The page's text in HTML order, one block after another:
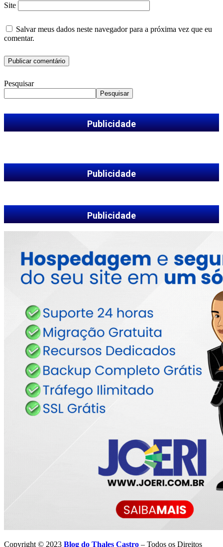
Site
Salvar meus dados neste navegador para a próxima vez que eu
comentar.
Pesquisar
Pesquisar
Publicidade
Publicidade
Publicidade
Copyright © 2023 Blog do Thales Castro – Todos os Direitos